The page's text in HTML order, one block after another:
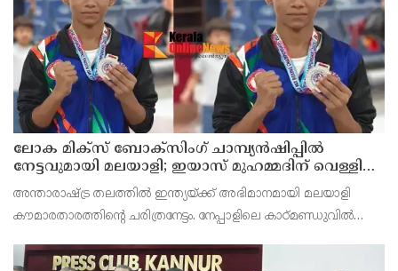
ലോക മിക്സ് ബോക്സിംഗ് ചാമ്പ്യൻഷിപ്പിൽ
നേട്ടവുമായി മലയാളി; ഇയാസ് മുഹമ്മദിന് വെള്ളി
അന്താരാഷ്ട്ര തലത്തിൽ ഇന്ത്യയ്ക്ക് അഭിമാനമായി മലയാളി
കൗമാരതാരത്തിന്റെ ചരിത്രനേട്ടം. നേപ്പാളിലെ കാഠ്മണ്ഡുവിൽ
ആഭിമുഖ്യത്തിൽ നടന്ന ലോക മിക്സ് ബോക്സിംഗ് ചാമ്പ്യൻഷി